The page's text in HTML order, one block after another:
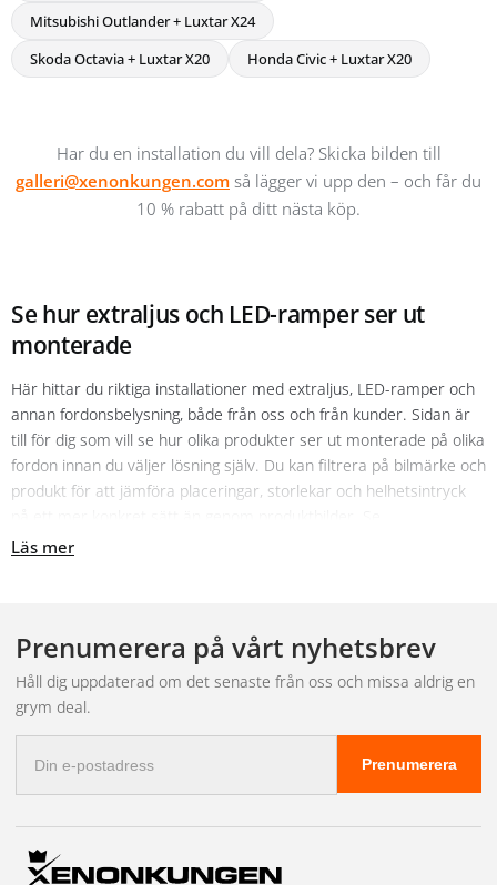
Mitsubishi Outlander + Luxtar X24
Skoda Octavia + Luxtar X20
Honda Civic + Luxtar X20
Har du en installation du vill dela? Skicka bilden till
galleri@xenonkungen.com så lägger vi upp den – och får du
10 % rabatt på ditt nästa köp.
Se hur extraljus och LED-ramper ser ut
monterade
Här hittar du riktiga installationer med extraljus, LED-ramper och
annan fordonsbelysning, både från oss och från kunder. Sidan är
till för dig som vill se hur olika produkter ser ut monterade på olika
fordon innan du väljer lösning själv. Du kan filtrera på bilmärke och
produkt för att jämföra placeringar, storlekar och helhetsintryck
installationerna som inspiration och referens, inte som en
Vill du göra jobbet själv finns steg för steg iMontera extraljus:
den kompletta steg-för-steg-guidenochMontera ledramp på
bilen själv. Vill du hellre lämna in fordonet hjälper vi dig via
Monterat och klart. Letar du efter produkterna som syns i
installationerna hittar du dem bland
ochLED-ramper
Läs mer
Prenumerera på vårt nyhetsbrev
Håll dig uppdaterad om det senaste från oss och missa aldrig en
grym deal.
postadress
Prenumerera